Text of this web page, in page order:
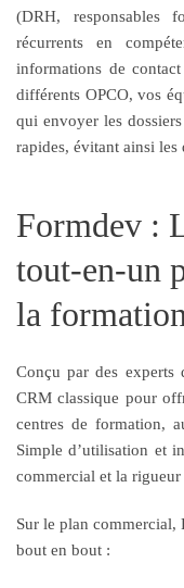
(DRH, responsables
récurrents en
informations de
différents OPCO, vos
qui envoyer les
rapides, évitant ainsi les
Formdev :
tout-en-un
la formation
Conçu par des experts
CRM classique pour
centres de formation,
Simple d’utilisation et
commercial et la
Sur le plan commercial,
bout en bout :